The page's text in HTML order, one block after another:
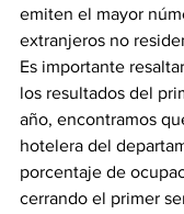
emiten el mayor
extranjeros no
Es importante
los resultados del
año, encontramos
hotelera del
porcentaje de
cerrando el primer